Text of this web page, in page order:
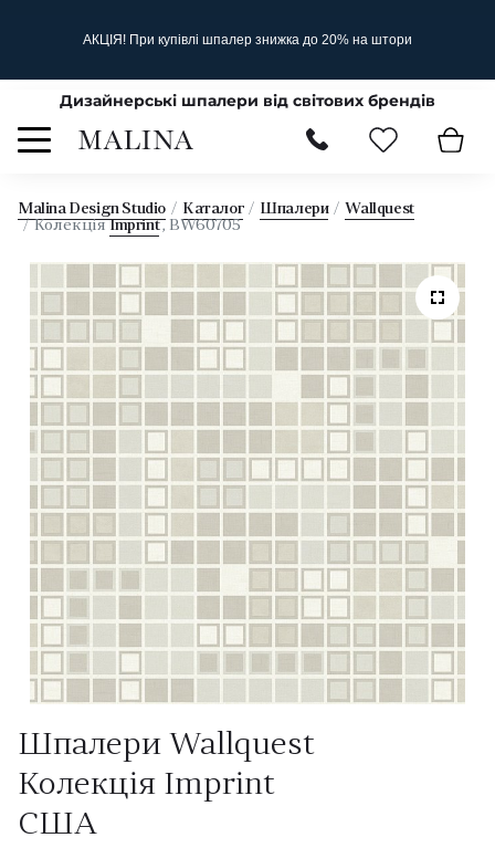
АКЦІЯ! При купівлі шпалер знижка до 20% на штори
Дизайнерські шпалери від світових брендів
Malina Design Studio Каталог Шпалери
Wallquest
Колекція Imprint, BW60705
Шпалери Wallquest
Колекція Imprint
США